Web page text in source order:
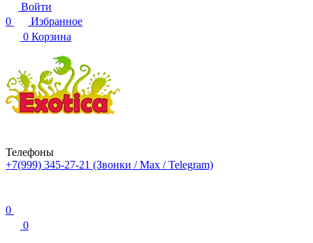
Войти
0
Избранное
0 Корзина
Телефоны
+7(999) 345-27-21 (Звонки / Max / Telegram)
0
0